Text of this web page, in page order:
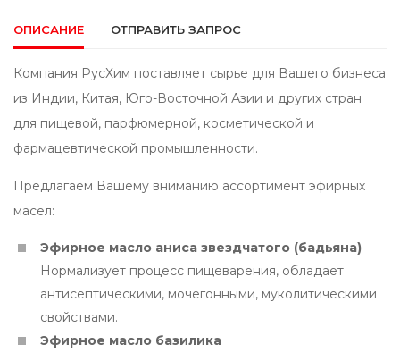
ОПИСАНИЕ ОТПРАВИТЬ ЗАПРОС
Компания РусХим поставляет сырье для Вашего бизнеса
из Индии, Китая, Юго-Восточной Азии и других стран
для пищевой, парфюмерной, косметической и
фармацевтической промышленности.
Предлагаем Вашему вниманию ассортимент эфирных
масел:
Эфирное масло аниса звездчатого (бадьяна)
Нормализует процесс пищеварения, обладает
антисептическими, мочегонными, муколитическими
свойствами.
Эфирное масло базилика